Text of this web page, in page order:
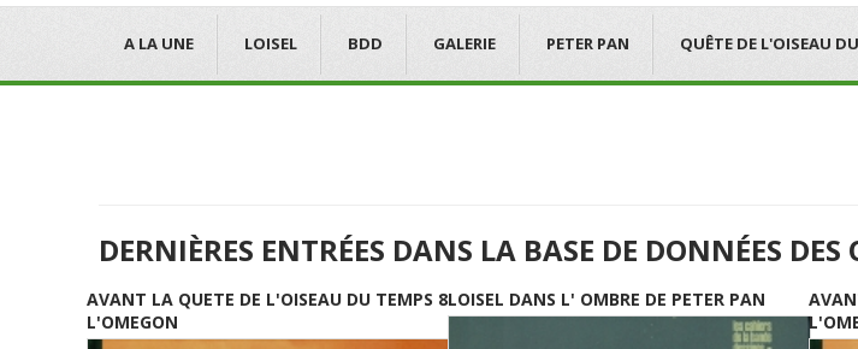
A LA UNE LOISEL BDD GALERIE PETER PAN QUÊTE DE L'OISEAU
DERNIÈRES ENTRÉES DANS LA BASE DE DONNÉES DES
AVANT LA QUETE DE L'OISEAU DU TEMPS 8
L'OMEGON
LOISEL DANS L' OMBRE DE PETER PAN